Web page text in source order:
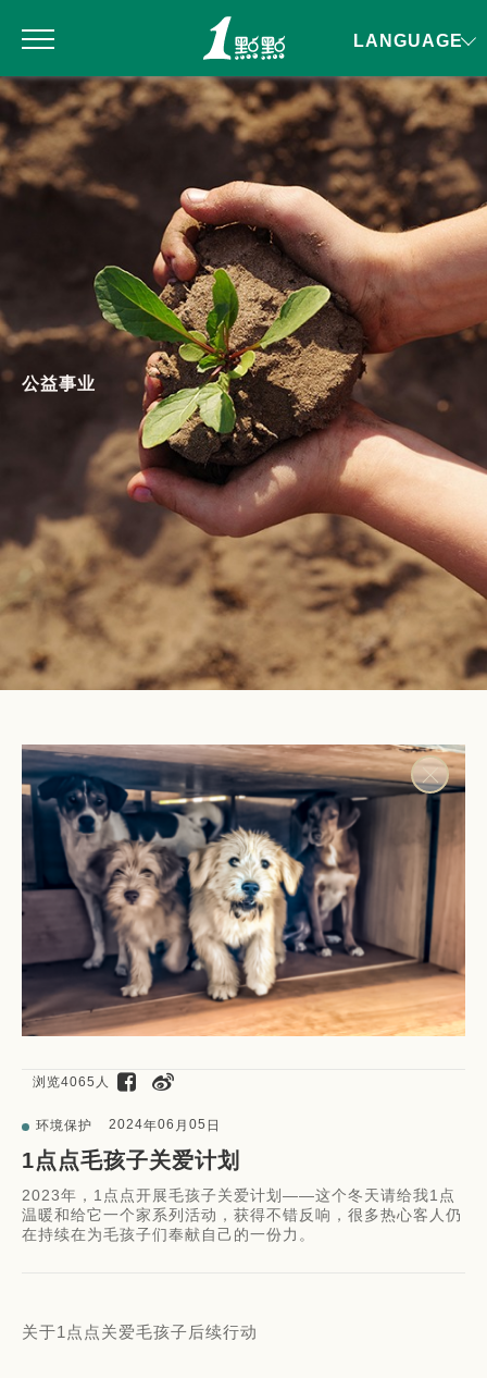
公益事业
环境保护 2024年06 月 05 日
浏览4065人
1点点毛孩子关爱计划
2023年，1点点开展毛孩子关爱计划——这个冬天请给我1点
温暖和给它一个家系列活动，获得不错反响，很多热心客人仍
在持续在为毛孩子们奉献自己的一份力。
关于1点点关爱毛孩子后续行动
LANGUAGE